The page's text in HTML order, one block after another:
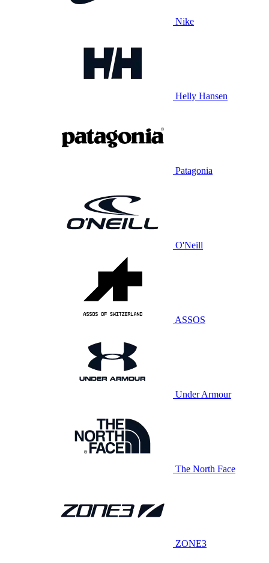
Nike
Helly Hansen
Patagonia
O'Neill
ASSOS
Under Armour
The North Face
ZONE3